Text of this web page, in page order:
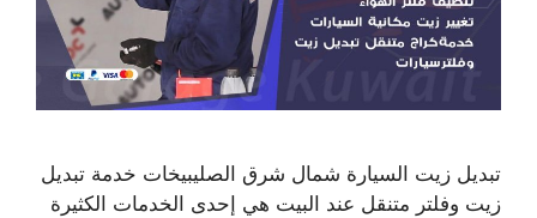
تبديل زيت السيارة شمال شرق الصليبيخات خدمة تبديل
زيت وفلتر متنقل عند البيت هي إحدى الخدمات الكثيرة